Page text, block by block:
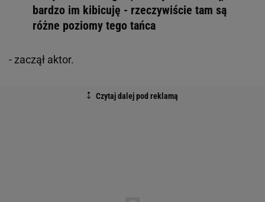
bardzo im kibicuję - rzeczywiście tam są
różne poziomy tego tańca
- zaczął aktor.